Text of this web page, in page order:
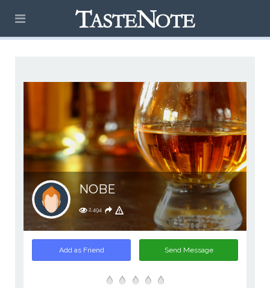
NOBE
2,494
Add as Friend Send Message